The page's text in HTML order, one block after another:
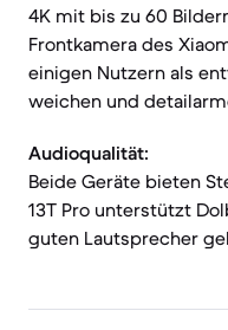
4K mit bis zu 60
Frontkamera des
einigen Nutzern als
weichen und
Audioqualität:
Beide Geräte bieten
13T Pro unterstützt
guten Lautsprecher